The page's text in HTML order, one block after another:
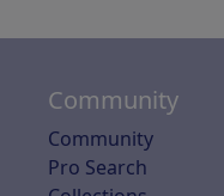
Community
Community
Pro Search